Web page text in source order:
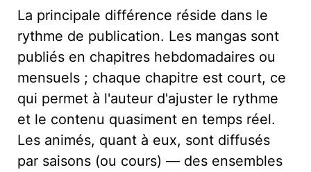
La principale différence réside dans le
rythme de publication. Les mangas sont
publiés en chapitres hebdomadaires ou
mensuels ; chaque chapitre est court, ce
qui permet à l'auteur d'ajuster le rythme
et le contenu quasiment en temps réel.
Les animés, quant à eux, sont diffusés
par saisons (ou cours) — des ensembles